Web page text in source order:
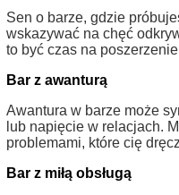
Sen o barze, gdzie
wskazywać na chęć
to być czas na
Bar z awanturą
Awantura w barze może
lub napięcie w relacjach.
problemami, które cię
Bar z miłą obsługą